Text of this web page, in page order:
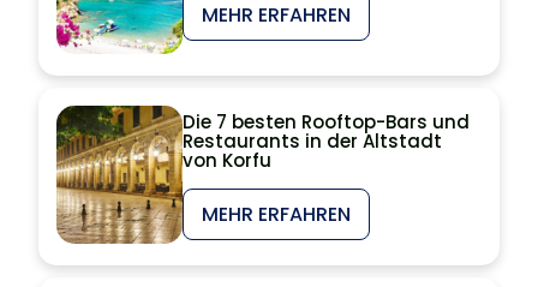
MEHR ERFAHREN
Die 7 besten Rooftop-Bars und
Restaurants in der Altstadt
von Korfu
MEHR ERFAHREN